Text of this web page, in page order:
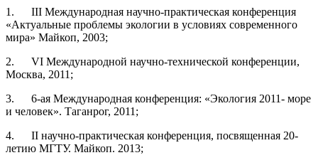
1. III Международная научно-практическая конференция
«Актуальные проблемы экологии в условиях современного
мира» Майкоп, 2003;
2. VI Международной научно-технической конференции,
Москва, 2011;
3. 6-ая Международная конференция: «Экология 2011- море
и человек». Таганрог, 2011;
4. II научно-практическая конференция, посвященная 20-
летию МГТУ. Майкоп. 2013;